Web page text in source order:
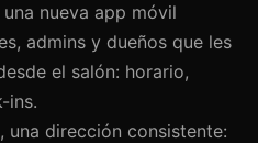
nueva app móvil
admins y dueños que les
el salón: horario,
ins.
una dirección consistente: